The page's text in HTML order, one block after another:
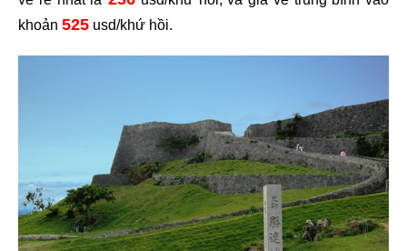
khoản 525 usd/khứ hồi.